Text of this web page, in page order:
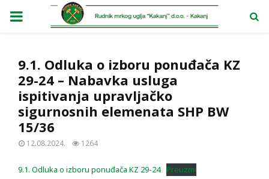
PRIMARY
9.1. Odluka o izboru ponuđača KZ
29-24 – Nabavka usluga
ispitivanja upravljačko
sigurnosnih elemenata SHP BW
15/36
12.08.2024. 1264
9.1. Odluka o izboru ponuđača KZ 29-24 Preuzmi